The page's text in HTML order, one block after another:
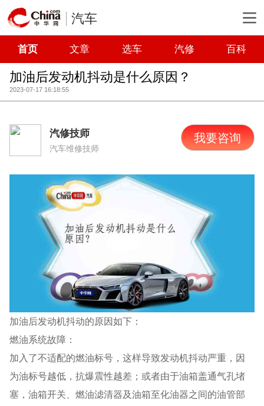
汽车
首页 文章 选车 汽修 百科
加油后发动机抖动是什么原因？
2023-07-17 16:18:55
汽修技师
汽车维修技师
我要咨询
加油后发动机抖动的原因如下：
燃油系统故障：
加入了不适配的燃油标号，这样导致发动机抖动严重，因
为油标号越低，抗爆震性越差；或者由于油箱盖通气孔堵
塞，油箱开关、燃油滤清器及油箱至化油器之间的油管部